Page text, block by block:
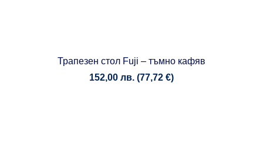
Трапезен стол Fuji – тъмно кафяв
152,00 лв. (77,72 €)